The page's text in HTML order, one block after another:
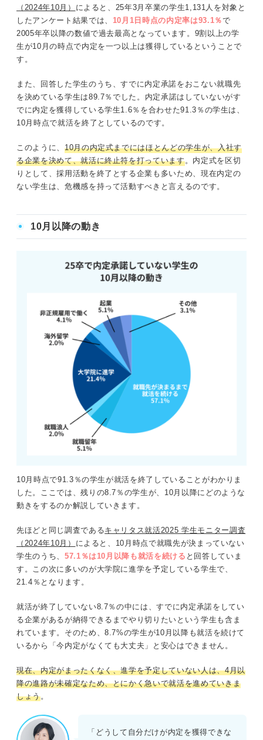
（2024年10月） によると、25年3月卒業の学生1,131人を対象と
したアンケート結果では、 10月1日時点の内定率は93.1％で
2005年卒以降の数値で過去最高となっています。9割以上の学
生が10月の時点で内定を一つ以上は獲得しているということで
す。
また、回答した学生のうち、すでに内定承諾をおこない就職先
を決めている学生は89.7％でした。内定承諾はしていないがす
でに内定を獲得している学生1.6％を合わせた91.3％の学生は、
10月時点で就活を終了としているのです。
このように、 10月の内定式までにはほとんどの学生が、入社す
る企業を決めて、就活に終止符を打っています。内定式を区切
りとして、採用活動を終了とする企業も多いため、現在内定の
ない学生は、危機感を持って活動すべきと言えるのです。
10月以降の動き
10月時点で91.3％の学生が就活を終了していることがわかりま
した。ここでは、残りの8.7％の学生が、10月以降にどのような
動きをするのか解説していきます。
先ほどと同じ調査であるキャリタス就活2025 学生モニター調査
（2024年10月） によると、10月時点で就職先が決まっていない
学生のうち、 57.1％は10月以降も就活を続ける と回答していま
す。この次に多いのが大学院に進学を予定している学生で、
21.4％となります。
就活が終了していない8.7％の中には、すでに内定承諾をしてい
る企業があるが納得できるまでやり切りたいという学生も含ま
れています。そのため、8.7%の学生が10月以降も就活を続けて
いるから「今内定がなくても大丈夫」と安心はできません。
現在、内定がまったくなく、進学を予定していない人は、4月以
降の進路が未確定なため、とにかく急いで就活を進めていきま
しょう。
「どうして自分だけが内定を獲得できな